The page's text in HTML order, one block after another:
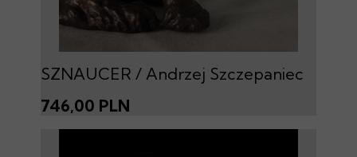
SZNAUCER / Andrzej Szczepaniec
746,00 PLN